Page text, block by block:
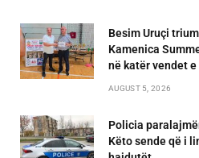
Besim Uruçi
Kamenica
në katër vendet e
AUGUST 5, 2026
Policia
Këto sende që i